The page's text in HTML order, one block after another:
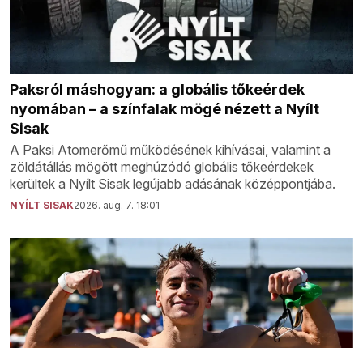
Paksról máshogyan: a globális tőkeérdek
nyomában – a színfalak mögé nézett a Nyílt
Sisak
A Paksi Atomerőmű működésének kihívásai, valamint a
zöldátállás mögött meghúzódó globális tőkeérdekek
kerültek a Nyílt Sisak legújabb adásának középpontjába.
NYÍLT SISAK2026. aug. 7. 18:01